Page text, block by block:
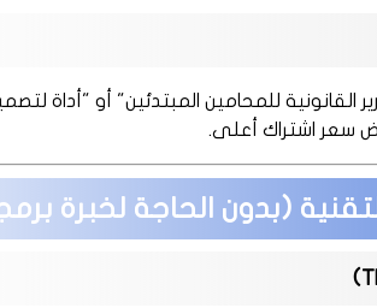
القانونية للمحامين المبتدئين" أو "أداة
سعر اشتراك أعلى.
(بدون الحاجة لخبرة